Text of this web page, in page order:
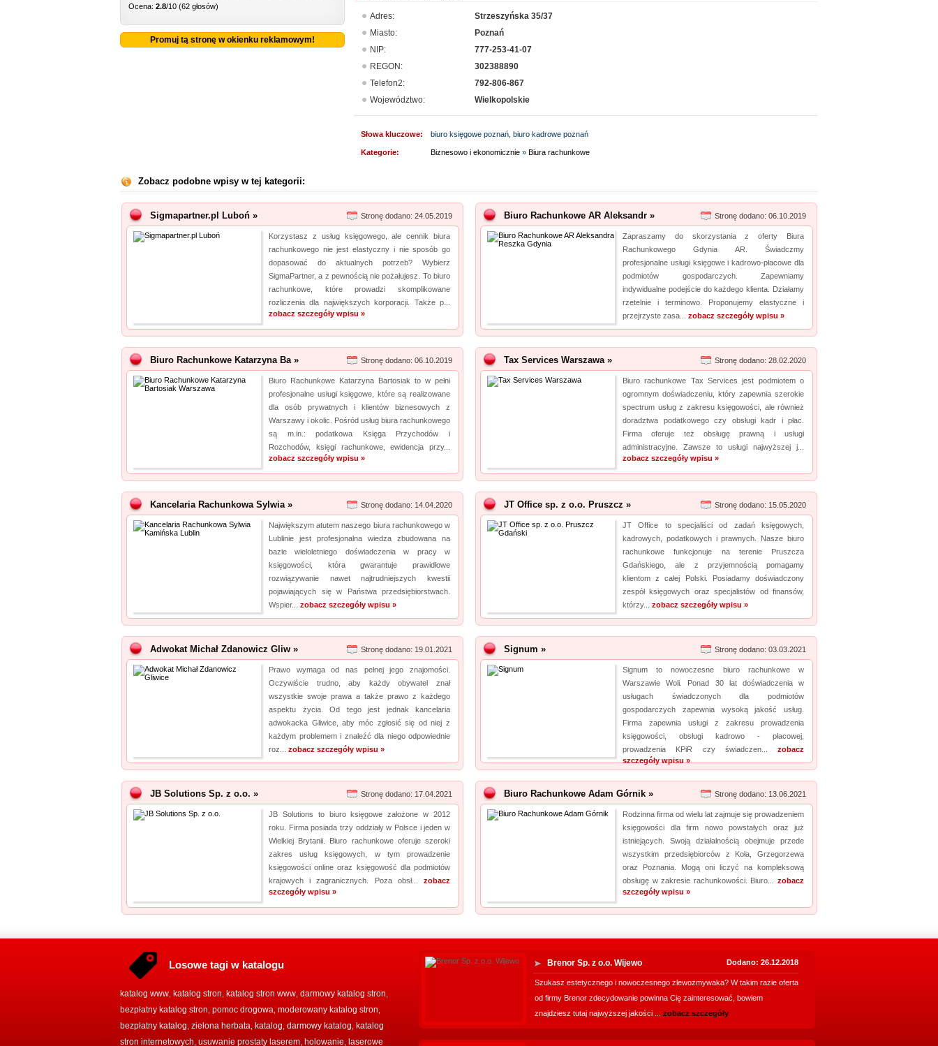
Ocena: 2.8/10 (62 głosów)
Promuj tą stronę w okienku reklamowym!
Adres:
Strzeszyńska 35/37
Miasto:
Poznań
NIP:
777-253-41-07
REGON:
302388890
Telefon2:
792-806-867
Województwo:
Wielkopolskie
Słowa kluczowe: biuro księgowe poznań, biuro kadrowe poznań
Kategorie: Biznesowo i ekonomicznie » Biura rachunkowe
Zobacz podobne wpisy w tej kategorii:
Sigmapartner.pl Luboń » Stronę dodano: 24.05.2019
Korzystasz z usług księgowego, ale cennik biura
rachunkowego nie jest elastyczny i nie sposób go
dopasować do aktualnych potrzeb? Wybierz
SigmaPartner, a z pewnością nie pożałujesz. To biuro
rachunkowe, które prowadzi skomplikowane
rozliczenia dla największych korporacji. Także p...
zobacz szczegóły wpisu »
Biuro Rachunkowe AR Aleksandr » Stronę dodano: 06.10.2019
Zapraszamy do skorzystania z oferty Biura
Rachunkowego Gdynia AR. Świadczmy
profesjonalne usługi księgowe i kadrowo-płacowe dla
podmiotów gospodarczych. Zapewniamy
indywidualne podejście do każdego klienta. Działamy
rzetelnie i terminowo. Proponujemy elastyczne i
przejrzyste zasa... zobacz szczegóły wpisu »
Biuro Rachunkowe Katarzyna Ba » Stronę dodano: 06.10.2019
Biuro Rachunkowe Katarzyna Bartosiak to w pełni
profesjonalne usługi księgowe, które są realizowane
dla osób prywatnych i klientów biznesowych z
Warszawy i okolic. Pośród usług biura rachunkowego
są m.in.: podatkowa Księga Przychodów i
Rozchodów, księgi rachunkowe, ewidencja przy...
zobacz szczegóły wpisu »
Tax Services Warszawa » Stronę dodano: 28.02.2020
Biuro rachunkowe Tax Services jest podmiotem o
ogromnym doświadczeniu, który zapewnia szerokie
spectrum usług z zakresu księgowości, ale również
doradztwa podatkowego czy obsługi kadr i płac.
Firma oferuje też obsługę prawną i usługi
administracyjne. Zawsze to usługi najwyższej j...
zobacz szczegóły wpisu »
Kancelaria Rachunkowa Sylwia » Stronę dodano: 14.04.2020
Największym atutem naszego biura rachunkowego w
Lublinie jest profesjonalna wiedza zbudowana na
bazie wieloletniego doświadczenia w pracy w
księgowości, która gwarantuje prawidłowe
rozwiązywanie nawet najtrudniejszych kwestii
pojawiających się w Państwa przedsiębiorstwach.
Wspier... zobacz szczegóły wpisu »
JT Office sp. z o.o. Pruszcz » Stronę dodano: 15.05.2020
JT Office to specjaliści od zadań księgowych,
kadrowych, podatkowych i prawnych. Nasze biuro
rachunkowe funkcjonuje na terenie Pruszcza
Gdańskiego, ale z przyjemnością pomagamy
klientom z całej Polski. Posiadamy doświadczony
zespół księgowych oraz specjalistów od finansów,
którzy... zobacz szczegóły wpisu »
Adwokat Michał Zdanowicz Gliw » Stronę dodano: 19.01.2021
Prawo wymaga od nas pełnej jego znajomości.
Oczywiście trudno, aby każdy obywatel znał
wszystkie swoje prawa a także prawo z każdego
aspektu życia. Od tego jest jednak kancelaria
adwokacka Gliwice, aby móc zgłosić się od niej z
każdym problemem i znaleźć dla niego odpowiednie
roz... zobacz szczegóły wpisu »
Signum » Stronę dodano: 03.03.2021
Signum to nowoczesne biuro rachunkowe w
Warszawie Woli. Ponad 30 lat doświadczenia w
usługach świadczonych dla podmiotów
gospodarczych zapewnia wysoką jakość usług.
Firma zapewnia usługi z zakresu prowadzenia
księgowości, obsługi kadrowo - płacowej,
prowadzenia KPiR czy świadczen... zobacz
szczegóły wpisu »
JB Solutions Sp. z o.o. » Stronę dodano: 17.04.2021
JB Solutions to biuro księgowe założone w 2012
roku. Firma posiada trzy oddziały w Polsce i jeden w
Wielkiej Brytanii. Biuro rachunkowe oferuje szeroki
zakres usług księgowych, w tym prowadzenie
księgowości online oraz księgowość dla podmiotów
krajowych i zagranicznych. Poza obsł... zobacz
szczegóły wpisu »
Biuro Rachunkowe Adam Górnik » Stronę dodano: 13.06.2021
Rodzinna firma od wielu lat zajmuje się prowadzeniem
księgowości dla firm nowo powstałych oraz już
istniejących. Swoją działalnością obejmuje przede
wszystkim przedsiębiorców z Koła, Grzegorzewa
oraz Poznania. Mogą oni liczyć na kompleksową
obsługę w zakresie rachunkowości. Biuro... zobacz
szczegóły wpisu »
Losowe tagi w katalogu
katalog www katalog stron katalog stron www darmowy katalog stron
bezpłatny katalog stron pomoc drogowa moderowany katalog stron
bezpłatny katalog zielona herbata katalog darmowy katalog katalog
stron internetowych usuwanie prostaty laserem holowanie laserowe
Brenor Sp. z o.o. Wijewo Dodano: 26.12.2018
Szukasz estetycznego i nowoczesnego zlewozmywaka? W takim razie oferta
od firmy Brenor zdecydowanie powinna Cię zainteresować, bowiem
znajdziesz tutaj najwyższej jakości ... zobacz szczegóły